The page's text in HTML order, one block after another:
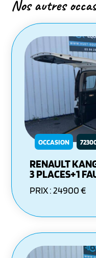
Nos autres
OCCASION
RENAULT
3 PLACES+1
PRIX : 24900 €